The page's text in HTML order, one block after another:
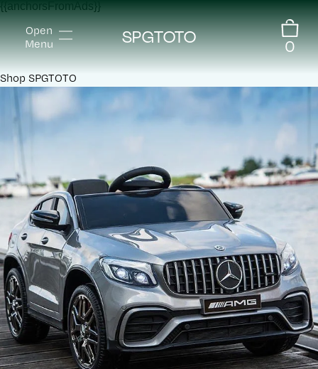
{{anchorsFromAds}}
Open
Menu
SPGTOTO 0
Shop SPGTOTO